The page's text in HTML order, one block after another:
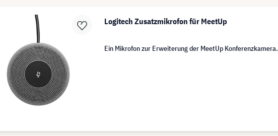
Logitech Zusatzmikrofon für MeetUp
Ein Mikrofon zur Erweiterung der MeetUp Konferenzkamera.